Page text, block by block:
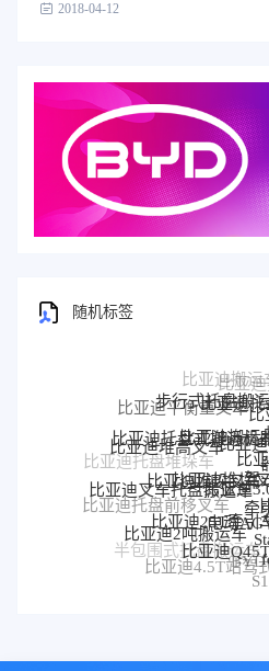
2018-04-12
随机标签
比亚迪平衡重叉车
步行式托盘搬
比亚迪
比
比亚迪托盘堆垛车
比亚迪堆高叉车
比亚迪托盘式搬运机
比亚迪搬运
比亚
比
驾
比亚迪托盘前移叉车
比亚迪叉车托盘搬运车
比亚迪堆垛叉车
比亚迪堆垛
比亚迪
牵
比亚迪仓储叉
半包围式托盘搬运车
比亚迪2吨搬运车
比亚迪25T牵引
电动
比亚迪4.5T站驾
比亚迪